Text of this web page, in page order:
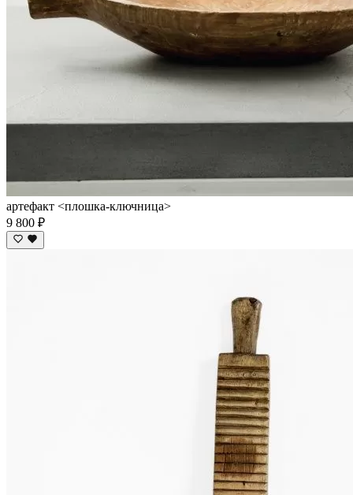
артефакт <плошка-ключница>
9 800 ₽